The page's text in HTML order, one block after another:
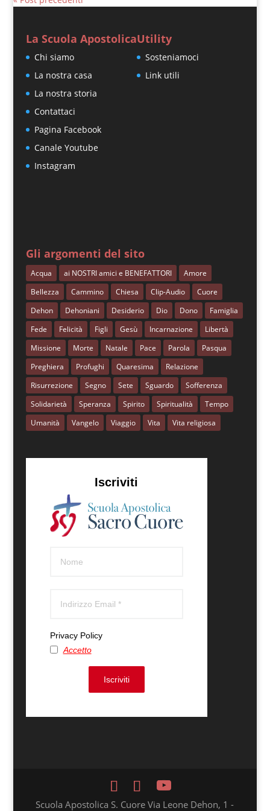
La Scuola Apostolica
Chi siamo
La nostra casa
La nostra storia
Contattaci
Pagina Facebook
Canale Youtube
Instagram
Utility
Sosteniamoci
Link utili
Gli argomenti del sito
Acqua ai NOSTRI amici e BENEFATTORI
Amore
Bellezza
Cammino Chiesa Clip-Audio
Cuore
Dehon
Dehoniani Desiderio Dio Dono
Famiglia
Fede
Felicità Figli Gesù Incarnazione
Libertà
Missione
Morte Natale Pace Parola
Pasqua
Preghiera
Profughi Quaresima
Relazione
Risurrezione
Segno Sete Sguardo
Sofferenza
Solidarietà
Speranza Spirito Spiritualità
Tempo
Umanità
Vangelo Viaggio Vita Vita religiosa
Iscriviti
Privacy Policy
Accetto
Iscriviti
Scuola Apostolica S. Cuore Via Leone Dehon, 1 -